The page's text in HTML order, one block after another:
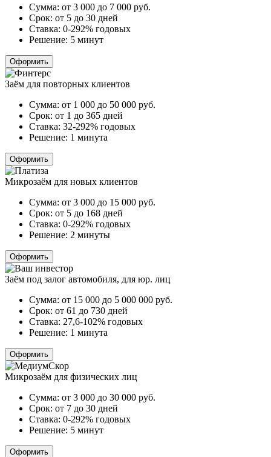
Сумма: от 3 000 до 7 000 руб.
Срок: от 5 до 30 дней
Ставка: 0-292% годовых
Решение: 5 минут
Оформить
Заём для повторных клиентов
Сумма: от 1 000 до 50 000 руб.
Срок: от 1 до 365 дней
Ставка: 32-292% годовых
Решение: 1 минута
Оформить
Микрозаём для новых клиентов
Сумма: от 3 000 до 15 000 руб.
Срок: от 5 до 168 дней
Ставка: 0-292% годовых
Решение: 2 минуты
Оформить
Заём под залог автомобиля, для юр. лиц
Сумма: от 15 000 до 5 000 000 руб.
Срок: от 61 до 730 дней
Ставка: 27,6-102% годовых
Решение: 1 минута
Оформить
Микрозаём для физических лиц
Сумма: от 3 000 до 30 000 руб.
Срок: от 7 до 30 дней
Ставка: 0-292% годовых
Решение: 5 минут
Оформить